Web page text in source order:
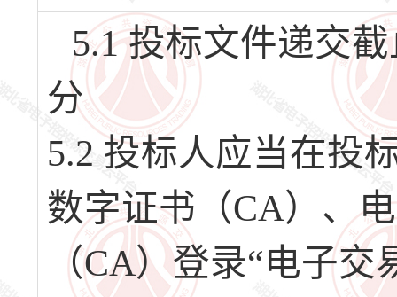
5.1 投标文件递交
分
5.2 投标人应当在投
数字证书（CA）、
（CA）登录“电子